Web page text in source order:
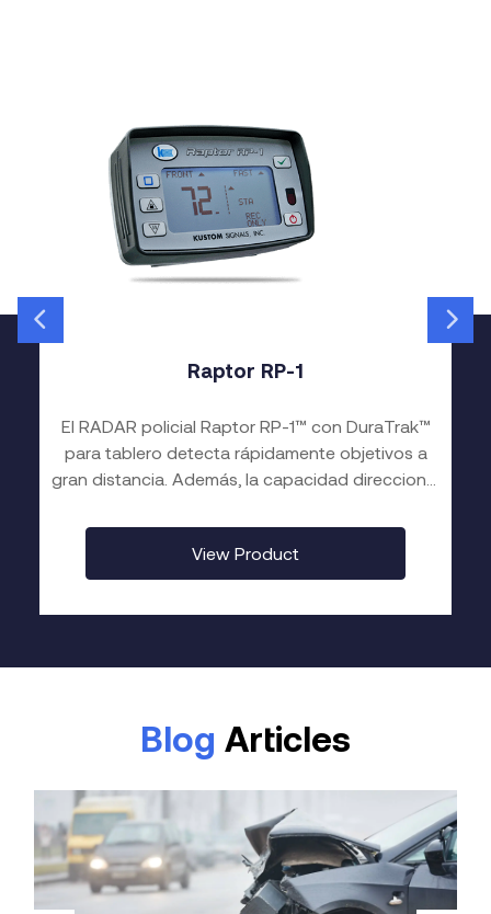
Raptor RP-1
El RADAR policial Raptor RP-1™ con DuraTrak™
para tablero detecta rápidamente objetivos a
gran distancia. Además, la capacidad direccional
acercan o se alejan y así obtener un máximo
rendimiento y facilidad de uso.
View Product
Blog Articles